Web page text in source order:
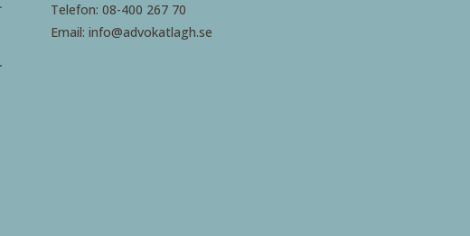
Telefon: 08-400 267 70
Email: info@advokatlagh.se